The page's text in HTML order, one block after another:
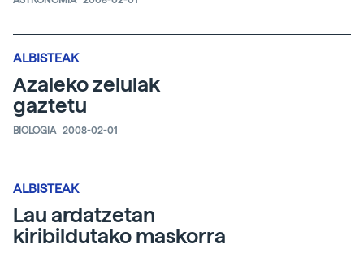
ALBISTEAK
Azaleko zelulak
gaztetu
BIOLOGIA 2008-02-01
ALBISTEAK
Lau ardatzetan
kiribildutako maskorra